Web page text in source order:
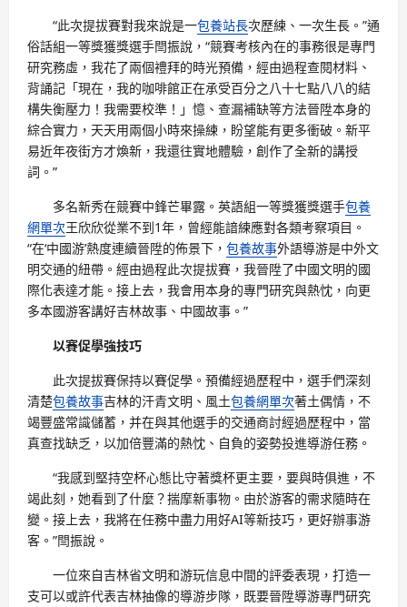
“此次提拔賽對我來說是一包養站長次歷練、一次生長。”通
俗話組一等獎獲獎選手閆振說，“競賽考核內在的事務很是專門
研究務虛，我花了兩個禮拜的時光預備，經由過程查閱材料、
背誦記「現在，我的咖啡館正在承受百分之八十七點八八的結
構失衡壓力！我需要校準！」憶、查漏補缺等方法晉陞本身的
綜合實力，天天用兩個小時來操練，盼望能有更多衝破。新平
易近年夜街方才煥新，我還往實地體驗，創作了全新的講授
詞。”
多名新秀在競賽中鋒芒畢露。英語組一等獎獲獎選手包養
網單次王欣欣從業不到1年，曾經能諳練應對各類考察項目。
“在‘中國游’熱度連續晉陞的佈景下， 包養故事外語導游是中外文
明交通的紐帶。經由過程此次提拔賽，我晉陞了中國文明的國
際化表達才能。接上去，我會用本身的專門研究與熱忱，向更
多本國游客講好吉林故事、中國故事。”
以賽促學強技巧
此次提拔賽保持以賽促學。預備經過歷程中，選手們深刻
清楚包養故事吉林的汗青文明、風土包養網單次著土偶情，不
竭豐盛常識儲蓄，并在與其他選手的交通商討經過歷程中，當
真查找缺乏，以加倍豐滿的熱忱、自負的姿勢投進導游任務。
“我感到堅持空杯心態比守著獎杯更主要，要與時俱進，不
竭此刻，她看到了什麼？揣摩新事物。由於游客的需求隨時在
變。接上去，我將在任務中盡力用好AI等新技巧，更好辦事游
客。”閆振說。
一位來自吉林省文明和游玩信息中間的評委表現，打造一
支可以或許代表吉林抽像的導游步隊，既要晉陞導游專門研究